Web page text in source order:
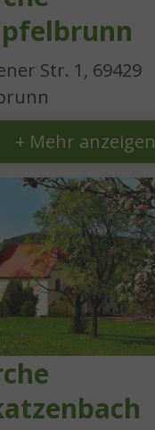
Str. 1, 69429
+ Mehr anzeigen